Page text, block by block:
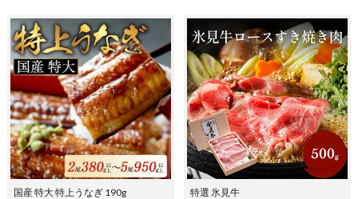
国産 特大 特上うなぎ 190g
特選 氷見牛